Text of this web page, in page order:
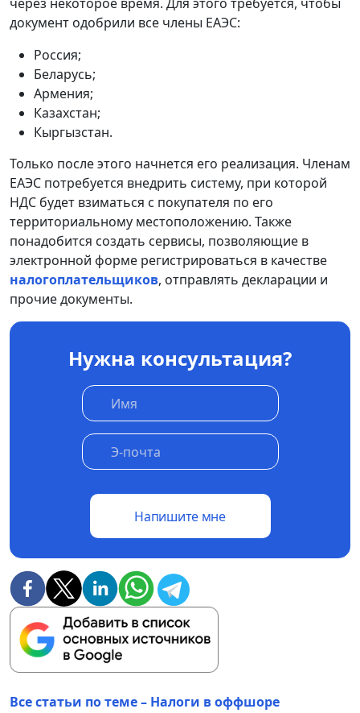
документ одобрили все члены ЕАЭС:
Россия;
Беларусь;
Армения;
Казахстан;
Кыргызстан.
Только после этого начнется его реализация. Членам
ЕАЭС потребуется внедрить систему, при которой
НДС будет взиматься с покупателя по его
территориальному местоположению. Также
понадобится создать сервисы, позволяющие в
электронной форме регистрироваться в качестве
налогоплательщиков, отправлять декларации и
прочие документы.
Нужна консультация?
Напишите мне
Все статьи по теме – Налоги в оффшоре